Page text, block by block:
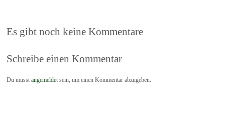
Es gibt noch keine Kommentare
Schreibe einen Kommentar
Du musstangemeldet sein, um einen Kommentar abzugeben.